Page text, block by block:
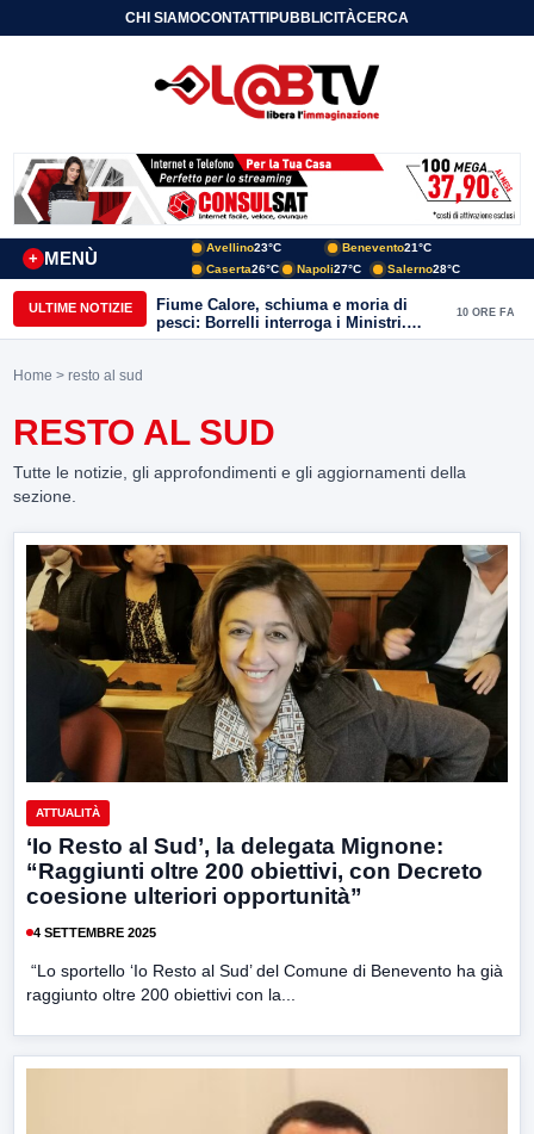
CHI SIAMOCONTATTIPUBBLICITÀCERCA
MENÙ
+
Avellino23°C Benevento21°C
Caserta26°C Napoli27°C Salerno28°C
ULTIME NOTIZIE
Fiume Calore, schiuma e moria di
pesci: Borrelli interroga i Ministri.
“Benevento paga l’assenza del
10 ORE FA
Home > resto al sud
RESTO AL SUD
Tutte le notizie, gli approfondimenti e gli aggiornamenti della
sezione.
ATTUALITÀ
‘Io Resto al Sud’, la delegata Mignone:
“Raggiunti oltre 200 obiettivi, con Decreto
coesione ulteriori opportunità”
4 SETTEMBRE 2025
“Lo sportello ‘Io Resto al Sud’ del Comune di Benevento ha già
raggiunto oltre 200 obiettivi con la...